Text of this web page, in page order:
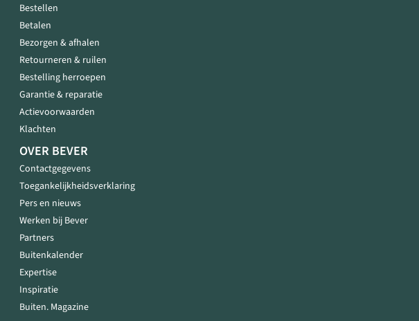
Bestellen
Betalen
Bezorgen & afhalen
Retourneren & ruilen
Bestelling herroepen
Garantie & reparatie
Actievoorwaarden
Klachten
OVER BEVER
Contactgegevens
Toegankelijkheidsverklaring
Pers en nieuws
Werken bij Bever
Partners
Buitenkalender
Expertise
Inspiratie
Buiten. Magazine